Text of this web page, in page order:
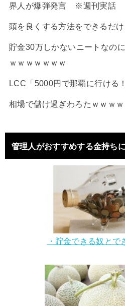
界人が爆弾発言 ※週刊実話
頭を良くする方法をできるだ
貯金30万しかないニートなの
ｗｗｗｗｗｗｗ
LCC「5000円で那覇に行ける
相場で儲け過ぎわろたｗｗｗ
管理人がおすすめする金持ち
・貯金できる奴とで